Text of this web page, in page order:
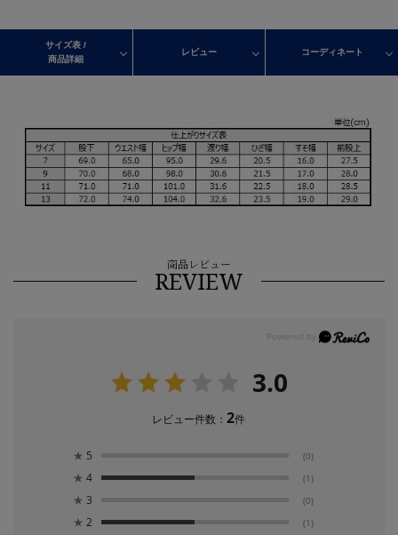
サイズ表 /
商品詳細
レビュー コーディネート
商品レビュー
REVIEW
3.0
レビュー件数：2件
★ 5 (0)
★ 4 (1)
★ 3 (0)
★ 2 (1)